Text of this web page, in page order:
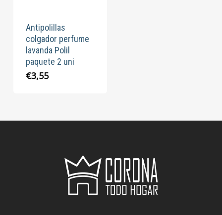
Antipolillas
colgador perfume
lavanda Polil
paquete 2 uni
€3,55